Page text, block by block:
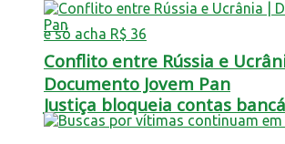
Justiça bloqueia contas
Conflito entre Rússia e
Documento Jovem Pan